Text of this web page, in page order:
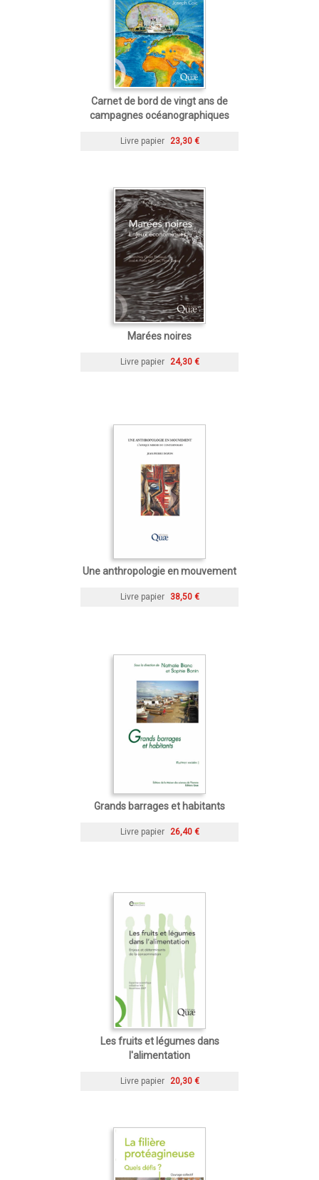
Carnet de bord de vingt ans de
campagnes océanographiques
Livre papier 23,30 €
Marées noires
Livre papier 24,30 €
Une anthropologie en mouvement
Livre papier 38,50 €
Grands barrages et habitants
Livre papier 26,40 €
Les fruits et légumes dans
l'alimentation
Livre papier 20,30 €